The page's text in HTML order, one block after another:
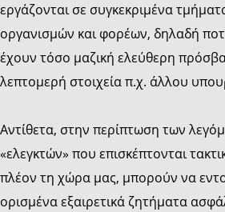
εργάζονται σε συγκεκριμένα
οργανισμών και φορέων, δηλαδή
έχουν τόσο μαζική ελεύθερη
λεπτομερή στοιχεία π.χ. άλλου
Αντίθετα, στην περίπτωση των
«ελεγκτών» που επισκέπτονται
πλέον τη χώρα μας, μπορούν να
ορισμένα εξαιρετικά ζητήματα